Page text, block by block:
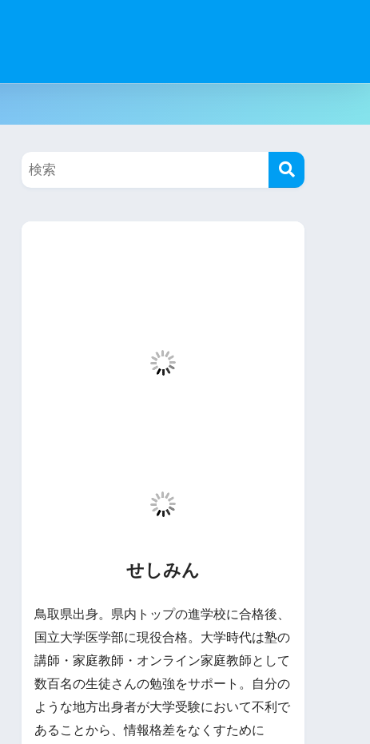
せしみん
鳥取県出身。県内トップの進学校に合格後、
国立大学医学部に現役合格。大学時代は塾の
講師・家庭教師・オンライン家庭教師として
数百名の生徒さんの勉強をサポート。自分の
ような地方出身者が大学受験において不利で
あることから、情報格差をなくすために